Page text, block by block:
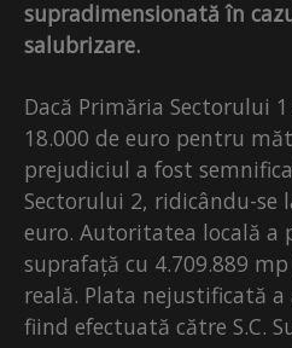
supradimensionată în
salubrizare.
Dacă Primăria Sectorului
18.000 de euro pentru
prejudiciul a fost
Sectorului 2, ridicându-se
euro. Autoritatea locală
suprafață cu 4.709.889
reală. Plata nejustificată
fiind efectuată către S.C.